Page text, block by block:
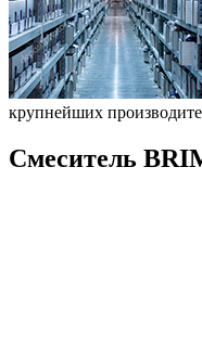
крупнейших
Смеситель